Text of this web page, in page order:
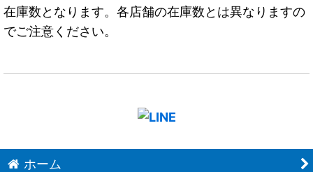
在庫数となります。各店舗の在庫数とは異なりますの
でご注意ください。
ホーム